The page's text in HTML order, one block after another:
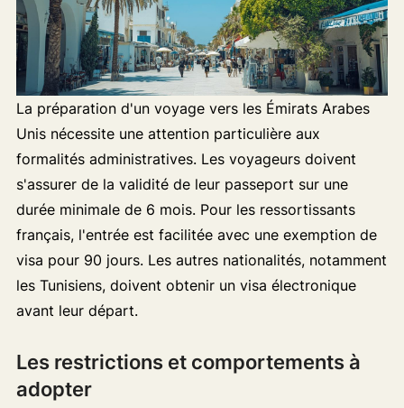
La préparation d'un voyage vers les Émirats Arabes
Unis nécessite une attention particulière aux
formalités administratives. Les voyageurs doivent
s'assurer de la validité de leur passeport sur une
durée minimale de 6 mois. Pour les ressortissants
français, l'entrée est facilitée avec une exemption de
visa pour 90 jours. Les autres nationalités, notamment
les Tunisiens, doivent obtenir un visa électronique
avant leur départ.
Les restrictions et comportements à
adopter